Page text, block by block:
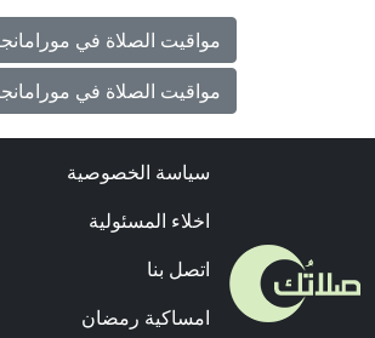
مواقيت الصلاة في
مواقيت الصلاة في مورامانجا
سياسة الخصوصية
اخلاء المسئولية
اتصل بنا
امساكية رمضان